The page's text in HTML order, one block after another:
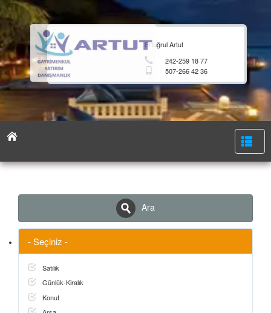
Ertuğrul Artut
242-259 18 77
507-266 42 36
Ara
- Seçiniz -
Satılık
Günlük-Kiralık
Konut